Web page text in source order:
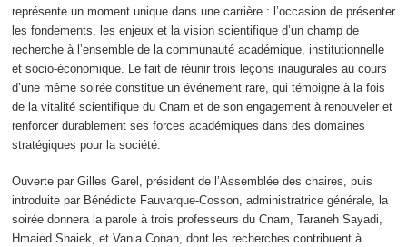
représente un moment unique dans une carrière : l’occasion de présenter
les fondements, les enjeux et la vision scientifique d’un champ de
recherche à l’ensemble de la communauté académique, institutionnelle
et socio-économique. Le fait de réunir trois leçons inaugurales au cours
d’une même soirée constitue un événement rare, qui témoigne à la fois
de la vitalité scientifique du Cnam et de son engagement à renouveler et
renforcer durablement ses forces académiques dans des domaines
stratégiques pour la société.
Ouverte par Gilles Garel, président de l’Assemblée des chaires, puis
introduite par Bénédicte Fauvarque-Cosson, administratrice générale, la
soirée donnera la parole à trois professeurs du Cnam, Taraneh Sayadi,
Hmaied Shaiek, et Vania Conan, dont les recherches contribuent à